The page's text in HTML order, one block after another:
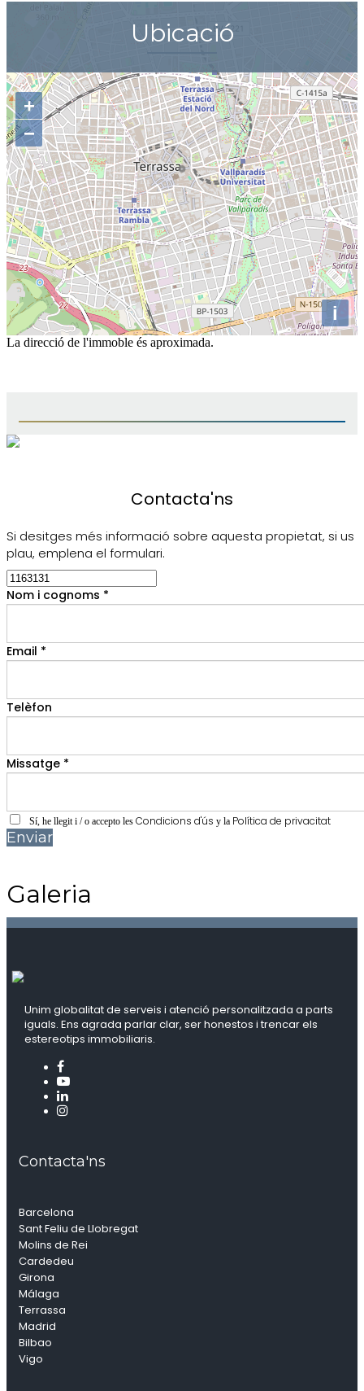
Ubicació
+
−
i
La direcció de l'immoble és aproximada.
Contacta'ns
Si desitges més informació sobre aquesta propietat, si us
plau, emplena el formulari.
Nom i cognoms *
Email *
Telèfon
Missatge *
Sí, he llegit i / o accepto les Condicions d'ús y la Política de privacitat
Enviar
Galeria
Unim globalitat de serveis i atenció personalitzada a parts
iguals. Ens agrada parlar clar, ser honestos i trencar els
estereotips immobiliaris.
Contacta'ns
Barcelona
Sant Feliu de Llobregat
Molins de Rei
Cardedeu
Girona
Málaga
Terrassa
Madrid
Bilbao
Vigo